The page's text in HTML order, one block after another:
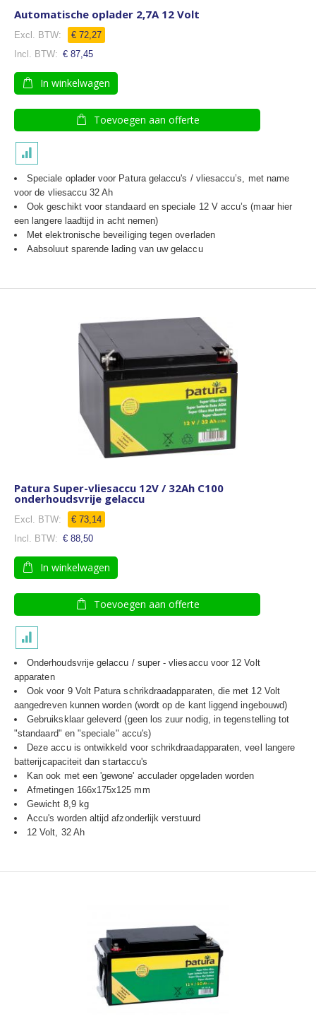
Automatische oplader 2,7A 12 Volt
€ 72,27
€ 87,45
In winkelwagen
Toevoegen aan offerte
Speciale oplader voor Patura gelaccu's / vliesaccu’s, met name
voor de vliesaccu 32 Ah
Ook geschikt voor standaard en speciale 12 V accu’s (maar hier
een langere laadtijd in acht nemen)
Met elektronische beveiliging tegen overladen
Aabsoluut sparende lading van uw gelaccu
Patura Super-vliesaccu 12V / 32Ah C100
onderhoudsvrije gelaccu
€ 73,14
€ 88,50
In winkelwagen
Toevoegen aan offerte
Onderhoudsvrije gelaccu / super - vliesaccu voor 12 Volt
apparaten
Ook voor 9 Volt Patura schrikdraadapparaten, die met 12 Volt
aangedreven kunnen worden (wordt op de kant liggend ingebouwd)
Gebruiksklaar geleverd (geen los zuur nodig, in tegenstelling tot
"standaard" en "speciale" accu's)
Deze accu is ontwikkeld voor schrikdraadapparaten, veel langere
batterijcapaciteit dan startaccu's
Kan ook met een 'gewone' acculader opgeladen worden
Afmetingen 166x175x125 mm
Gewicht 8,9 kg
Accu's worden altijd afzonderlijk verstuurd
12 Volt, 32 Ah